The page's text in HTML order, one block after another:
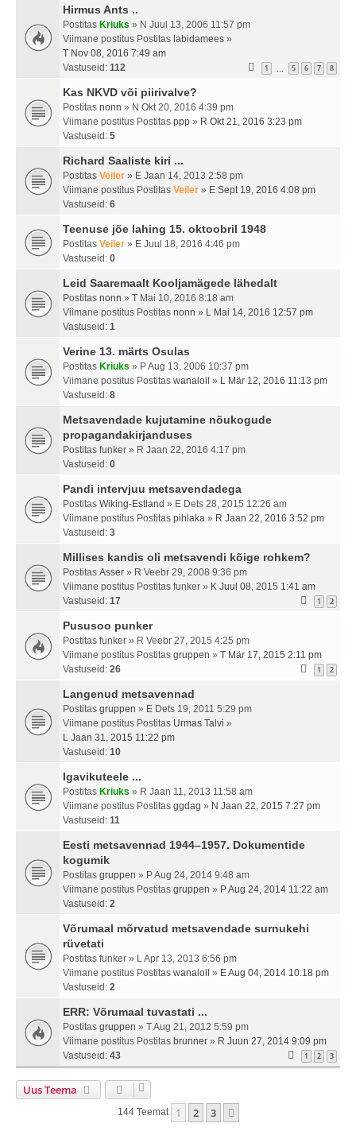
Hirmus Ants ..
Postitas Kriuks » N Juul 13, 2006 11:57 pm
Viimane postitus Postitas labidamees »
T Nov 08, 2016 7:49 am
Vastuseid: 112 1 5 6 7 8
Kas NKVD või piirivalve?
Postitas nonn » N Okt 20, 2016 4:39 pm
Viimane postitus Postitas ppp » R Okt 21, 2016 3:23 pm
Vastuseid: 5
Richard Saaliste kiri ...
Postitas Veiler » E Jaan 14, 2013 2:58 pm
Viimane postitus Postitas Veiler » E Sept 19, 2016 4:08 pm
Vastuseid: 6
Teenuse jõe lahing 15. oktoobril 1948
Postitas Veiler » E Juul 18, 2016 4:46 pm
Vastuseid: 0
Leid Saaremaalt Kooljamägede lähedalt
Postitas nonn » T Mai 10, 2016 8:18 am
Viimane postitus Postitas nonn » L Mai 14, 2016 12:57 pm
Vastuseid: 1
Verine 13. märts Osulas
Postitas Kriuks » P Aug 13, 2006 10:37 pm
Viimane postitus Postitas wanaloll » L Mär 12, 2016 11:13 pm
Vastuseid: 8
Metsavendade kujutamine nõukogude
propagandakirjanduses
Postitas funker » R Jaan 22, 2016 4:17 pm
Vastuseid: 0
Pandi intervjuu metsavendadega
Postitas Wiking-Estland » E Dets 28, 2015 12:26 am
Viimane postitus Postitas pihlaka » R Jaan 22, 2016 3:52 pm
Vastuseid: 3
Millises kandis oli metsavendi kõige rohkem?
Postitas Asser » R Veebr 29, 2008 9:36 pm
Viimane postitus Postitas funker » K Juul 08, 2015 1:41 am
Vastuseid: 17 1 2
Pususoo punker
Postitas funker » R Veebr 27, 2015 4:25 pm
Viimane postitus Postitas gruppen » T Mär 17, 2015 2:11 pm
Vastuseid: 26 1 2
Langenud metsavennad
Postitas gruppen » E Dets 19, 2011 5:29 pm
Viimane postitus Postitas Urmas Talvi »
L Jaan 31, 2015 11:22 pm
Vastuseid: 10
Igavikuteele ...
Postitas Kriuks » R Jaan 11, 2013 11:58 am
Viimane postitus Postitas ggdag » N Jaan 22, 2015 7:27 pm
Vastuseid: 11
Eesti metsavennad 1944–1957. Dokumentide
kogumik
Postitas gruppen » P Aug 24, 2014 9:48 am
Viimane postitus Postitas gruppen » P Aug 24, 2014 11:22 am
Vastuseid: 2
Võrumaal mõrvatud metsavendade surnukehi
rüvetati
Postitas funker » L Apr 13, 2013 6:56 pm
Viimane postitus Postitas wanaloll » E Aug 04, 2014 10:18 pm
Vastuseid: 2
ERR: Võrumaal tuvastati ...
Postitas gruppen » T Aug 21, 2012 5:59 pm
Viimane postitus Postitas brunner » R Juun 27, 2014 9:09 pm
Vastuseid: 43 1 2 3
Uus Teema
144 Teemat 1 2 3